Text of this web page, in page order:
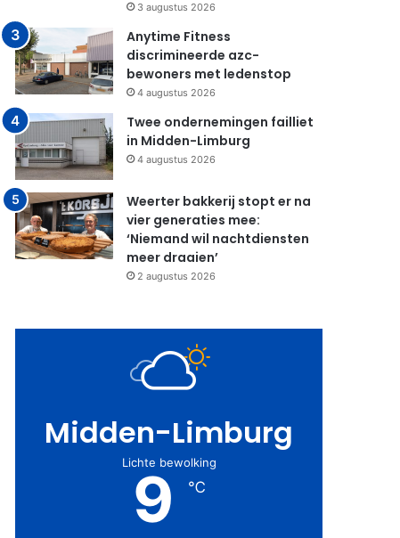
3 augustus 2026
Anytime Fitness
discrimineerde azc-
bewoners met ledenstop
4 augustus 2026
Twee ondernemingen failliet
in Midden-Limburg
4 augustus 2026
Weerter bakkerij stopt er na
vier generaties mee:
‘Niemand wil nachtdiensten
meer draaien’
2 augustus 2026
Midden-Limburg
Lichte bewolking
9 ℃